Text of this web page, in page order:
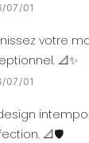
07 01
votre
📐✨
07 01
📐🛡️